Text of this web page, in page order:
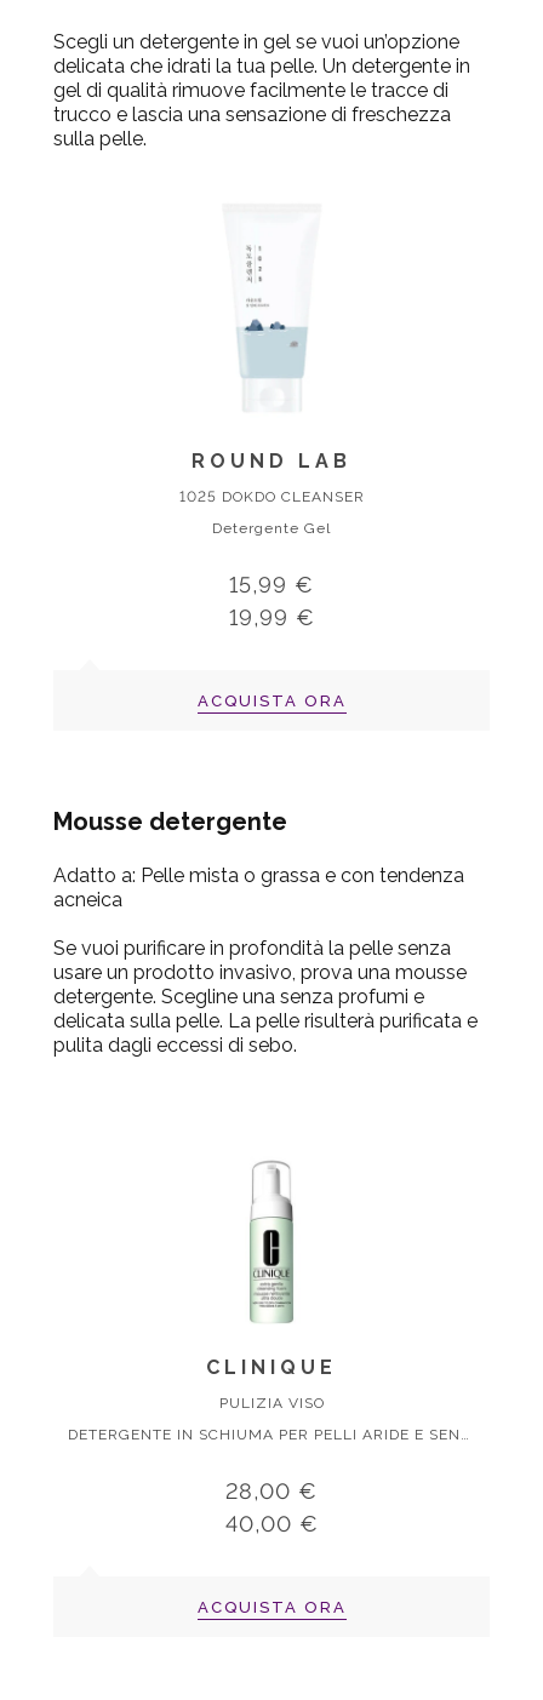
Scegli un detergente in gel se vuoi un’opzione
delicata che idrati la tua pelle. Un detergente in
gel di qualità rimuove facilmente le tracce di
trucco e lascia una sensazione di freschezza
sulla pelle.
ROUND LAB
1025 DOKDO CLEANSER
Detergente Gel
15,99 €
19,99 €
ACQUISTA ORA
Mousse detergente
Adatto a: Pelle mista o grassa e con tendenza
acneica
Se vuoi purificare in profondità la pelle senza
usare un prodotto invasivo, prova una mousse
detergente. Scegline una senza profumi e
delicata sulla pelle. La pelle risulterà purificata e
pulita dagli eccessi di sebo.
CLINIQUE
PULIZIA VISO
DETERGENTE IN SCHIUMA PER PELLI ARIDE E SENSIBILI
28,00 €
40,00 €
ACQUISTA ORA